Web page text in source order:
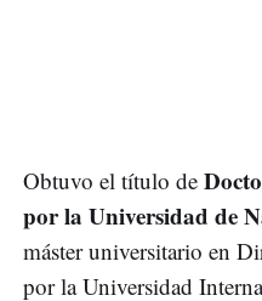
Obtuvo el título de
por la Universidad de
máster universitario en
por la Universidad